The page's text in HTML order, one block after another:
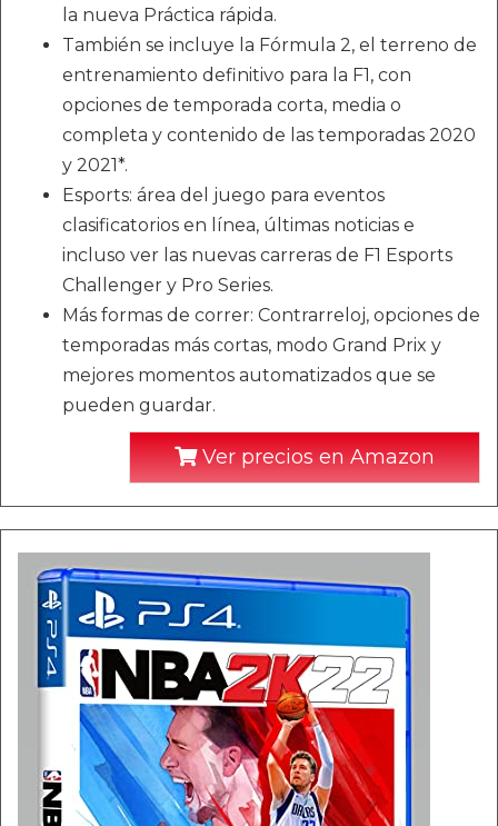
la nueva Práctica rápida.
También se incluye la Fórmula 2, el terreno de
entrenamiento definitivo para la F1, con
opciones de temporada corta, media o
completa y contenido de las temporadas 2020
y 2021*.
Esports: área del juego para eventos
clasificatorios en línea, últimas noticias e
incluso ver las nuevas carreras de F1 Esports
Challenger y Pro Series.
Más formas de correr: Contrarreloj, opciones de
temporadas más cortas, modo Grand Prix y
mejores momentos automatizados que se
pueden guardar.
Ver precios en Amazon